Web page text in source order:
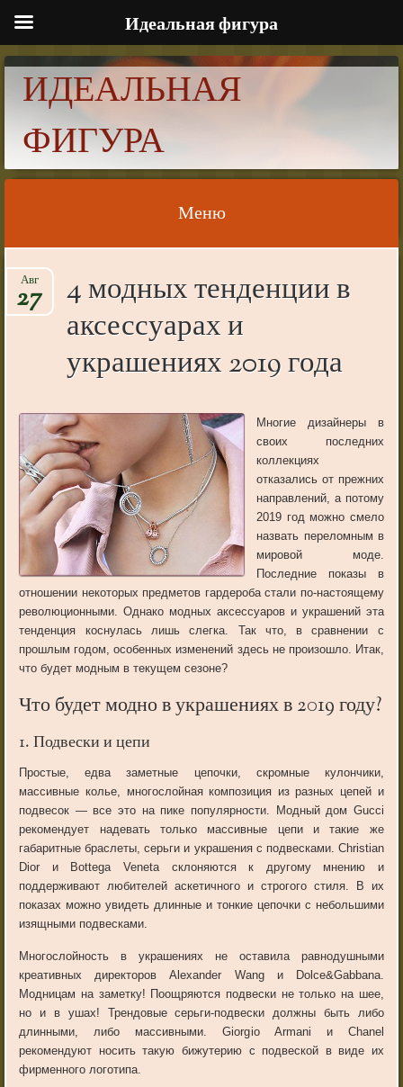
ИДЕАЛЬНАЯ
ФИГУРА
Меню
Skip to content
4 модных тенденции в
аксессуарах и
украшениях 2019 года
Авг
27
Многие дизайнеры в
своих последних
коллекциях
отказались от прежних
направлений, а потому
2019 год можно смело
назвать переломным в
мировой моде.
Последние показы в
отношении некоторых предметов гардероба стали по-настоящему
революционными. Однако модных аксессуаров и украшений эта
тенденция коснулась лишь слегка. Так что, в сравнении с
прошлым годом, особенных изменений здесь не произошло. Итак,
что будет модным в текущем сезоне?
Что будет модно в украшениях в 2019 году?
1. Подвески и цепи
Простые, едва заметные цепочки, скромные кулончики,
массивные колье, многослойная композиция из разных цепей и
подвесок — все это на пике популярности. Модный дом Gucci
рекомендует надевать только массивные цепи и такие же
габаритные браслеты, серьги и украшения с подвесками. Christian
Dior и Bottega Veneta склоняются к другому мнению и
поддерживают любителей аскетичного и строгого стиля. В их
показах можно увидеть длинные и тонкие цепочки с небольшими
изящными подвесками.
Многослойность в украшениях не оставила равнодушными
креативных директоров Alexander Wang и Dolce&Gabbana.
Модницам на заметку! Поощряются подвески не только на шее,
но и в ушах! Трендовые серьги-подвески должны быть либо
длинными, либо массивными. Giorgio Armani и Chanel
рекомендуют носить такую бижутерию с подвеской в виде их
фирменного логотипа.
Идеальная фигура